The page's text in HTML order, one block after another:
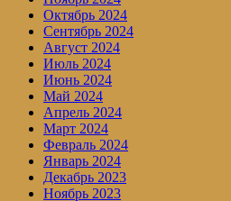
Октябрь 2024
Сентябрь 2024
Август 2024
Июль 2024
Июнь 2024
Май 2024
Апрель 2024
Март 2024
Февраль 2024
Январь 2024
Декабрь 2023
Ноябрь 2023